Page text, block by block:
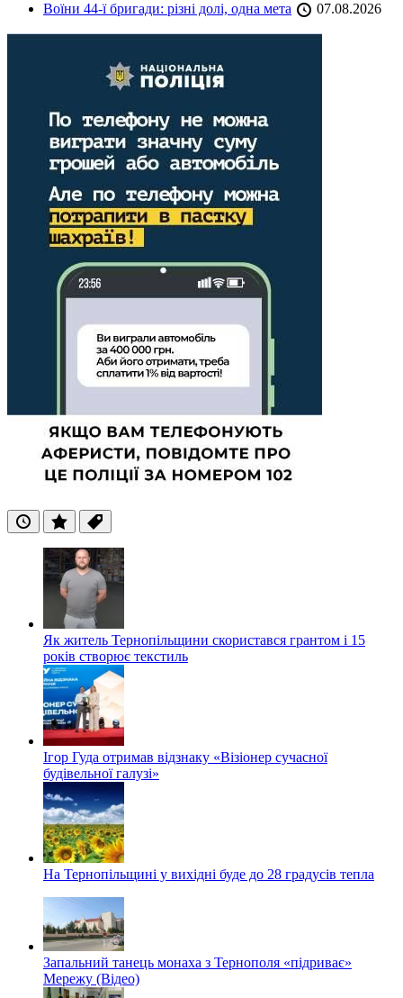
Воїни 44-ї бригади: різні долі, одна мета
07.08.2026
ОстанніПопулярні
Теги
Як житель Тернопільщини скористався грантом і 15
років створює текстиль
Ігор Гуда отримав відзнаку «Візіонер сучасної
будівельної галузі»
На Тернопільщині у вихідні буде до 28 градусів тепла
Запальний танець монаха з Тернополя «підриває»
Мережу (Відео)